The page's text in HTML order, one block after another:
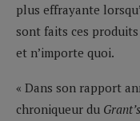
plus effrayante
sont faits ces
et n’importe quoi.
« Dans son rapport
chroniqueur du